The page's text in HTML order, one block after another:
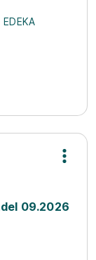
EDEKA
09.2026